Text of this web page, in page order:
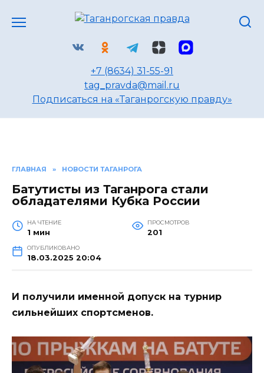
+7 (8634) 31-55-91
tag_pravda@mail.ru
Подписаться на «Таганрогскую правду»
ГЛАВНАЯ » НОВОСТИ ТАГАНРОГА
Батутисты из Таганрога стали
обладателями Кубка России
НА ЧТЕНИЕ
1 мин
ПРОСМОТРОВ
201
ОПУБЛИКОВАНО
18.03.2025 20:04
И получили именной допуск на турнир
сильнейших спортсменов.